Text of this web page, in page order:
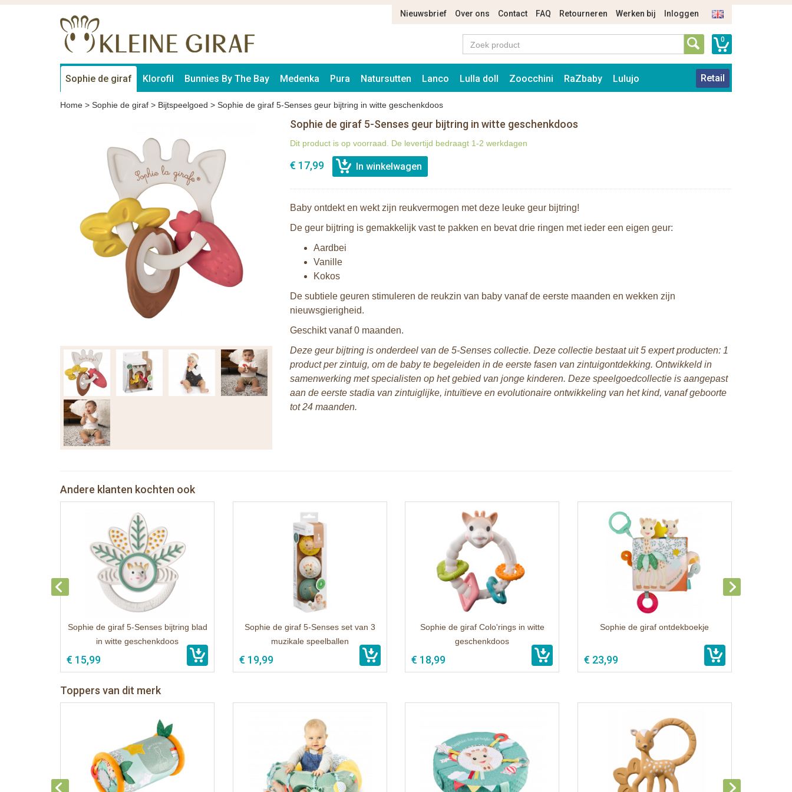
Nieuwsbrief Over ons Contact FAQ Retourneren Werken bij Inloggen
0
Sophie de giraf Klorofil Bunnies By The Bay Medenka Pura Natursutten Lanco Lulla doll Zoocchini RaZbaby Lulujo Retail
Home > Sophie de giraf > Bijtspeelgoed > Sophie de giraf 5-Senses geur bijtring in witte geschenkdoos
Sophie de giraf 5-Senses geur bijtring in witte geschenkdoos
Dit product is op voorraad. De levertijd bedraagt 1-2 werkdagen
€ 17,99
Baby ontdekt en wekt zijn reukvermogen met deze leuke geur bijtring!
De geur bijtring is gemakkelijk vast te pakken en bevat drie ringen met ieder een eigen geur:
Aardbei
Vanille
Kokos
De subtiele geuren stimuleren de reukzin van baby vanaf de eerste maanden en wekken zijn
nieuwsgierigheid.
Geschikt vanaf 0 maanden.
Deze geur bijtring is onderdeel van de 5-Senses collectie. Deze collectie bestaat uit 5 expert producten: 1
product per zintuig, om de baby te begeleiden in de eerste fasen van zintuigontdekking. Ontwikkeld in
samenwerking met specialisten op het gebied van jonge kinderen. Deze speelgoedcollectie is aangepast
aan de eerste stadia van zintuiglijke, intuïtieve en evolutionaire ontwikkeling van het kind, vanaf geboorte
tot 24 maanden.
Andere klanten kochten ook
Sophie de giraf 5-Senses bijtring blad
in witte geschenkdoos
€ 15,99
Sophie de giraf 5-Senses set van 3
muzikale speelballen
€ 19,99
Sophie de giraf Colo'rings in witte
geschenkdoos
€ 18,99
Sophie de giraf ontdekboekje
€ 23,99
Toppers van dit merk